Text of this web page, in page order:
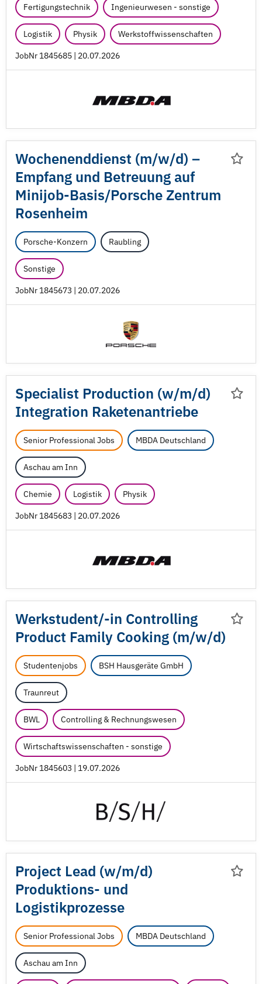
Fertigungstechnik Ingenieurwesen - sonstige
Logistik Physik Werkstoffwissenschaften
JobNr 1845685 | 20.07.2026
Wochenenddienst (m/w/d) –
Empfang und Betreuung auf
Minijob-Basis/Porsche Zentrum
Rosenheim
Porsche-Konzern Raubling
Sonstige
JobNr 1845673 | 20.07.2026
Specialist Production (w/m/d)
Integration Raketenantriebe
Senior Professional Jobs MBDA Deutschland
Aschau am Inn
Chemie Logistik Physik
JobNr 1845683 | 20.07.2026
Werkstudent/-in Controlling
Product Family Cooking (m/w/d)
Studentenjobs BSH Hausgeräte GmbH
Traunreut
BWL Controlling & Rechnungswesen
Wirtschaftswissenschaften - sonstige
JobNr 1845603 | 19.07.2026
Project Lead (w/m/d)
Produktions- und
Logistikprozesse
Senior Professional Jobs MBDA Deutschland
Aschau am Inn